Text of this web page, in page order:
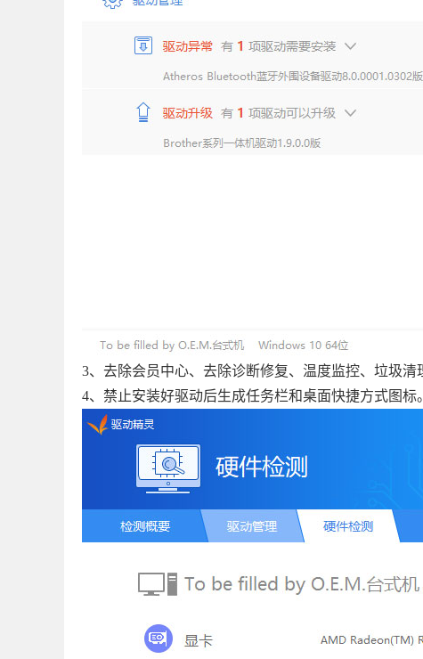
3、去除会员中心、去除诊断修复、温度监控、垃圾
4、禁止安装好驱动后生成任务栏和桌面快捷方式图